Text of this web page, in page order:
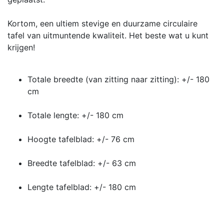
Kortom, een ultiem stevige en duurzame circulaire
tafel van uitmuntende kwaliteit. Het beste wat u kunt
krijgen!
Totale breedte (van zitting naar zitting): +/- 180
cm
Totale lengte: +/- 180 cm
Hoogte tafelblad: +/- 76 cm
Breedte tafelblad: +/- 63 cm
Lengte tafelblad: +/- 180 cm